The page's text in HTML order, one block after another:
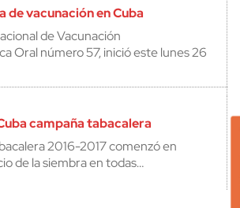
de vacunación en Cuba
de Vacunación
Oral número 57, inició este lunes 26
campaña tabacalera
2016-2017 comenzó en
de la siembra en todas…